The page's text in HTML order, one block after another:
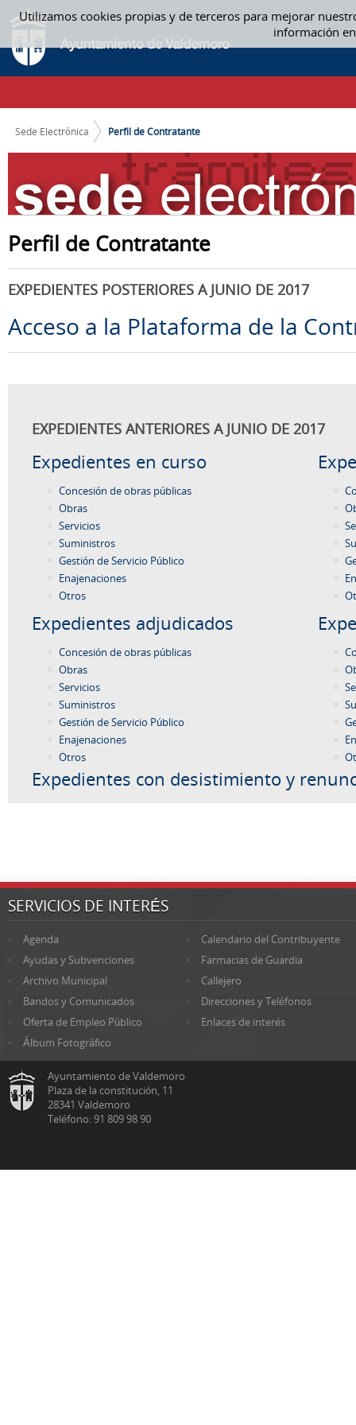
Utilizamos cookies propias y de terceros para mejorar
información
Saltar al contenido
PERFIL DE CONTRATANTE
CAMINO DE MIGAS
Sede Electrónica Perfil de Contratante
Perfil de Contratante
EXPEDIENTES POSTERIORES A JUNIO DE 2017
Acceso a la Plataforma de la
EXPEDIENTES ANTERIORES A JUNIO DE 2017
Expedientes en curso
Concesión de obras públicas
Obras
Servicios
Suministros
Gestión de Servicio Público
Enajenaciones
Otros
Expedientes adjudicados
Concesión de obras públicas
Obras
Servicios
Suministros
Gestión de Servicio Público
Enajenaciones
Otros
Expedientes con desistimiento y
SERVICIOS DE INTERÉS
Agenda
Calendario del Contribuyente
Ayudas y Subvenciones
Farmacias de Guardia
Archivo Municipal
Callejero
Bandos y Comunicados
Direcciones y Teléfonos
Oferta de Empleo Público
Enlaces de interés
Álbum Fotográfico
Ayuntamiento de Valdemoro
Plaza de la constitución, 11
28341 Valdemoro
Teléfono: 91 809 98 90